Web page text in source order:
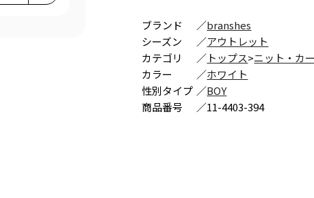
ブランド ／branshes
シーズン
／アウトレット
カテゴリ
／ トップス>ニット・カ
カラー
／ホワイト
性別タイプ ／BOY
商品番号
／11-4403-394